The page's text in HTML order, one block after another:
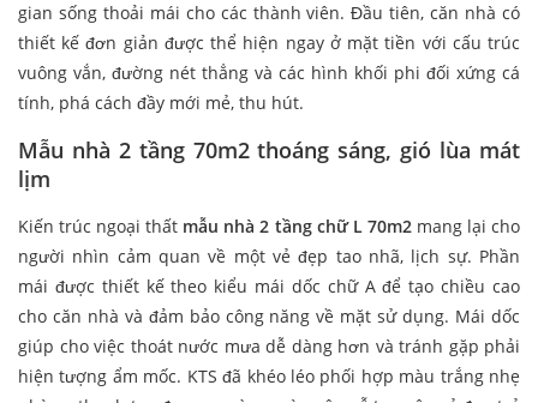
gian sống thoải mái cho các thành viên. Đầu tiên, căn nhà có
thiết kế đơn giản được thể hiện ngay ở mặt tiền với cấu trúc
vuông vắn, đường nét thẳng và các hình khối phi đối xứng cá
tính, phá cách đầy mới mẻ, thu hút.
Mẫu nhà 2 tầng 70m2 thoáng sáng, gió lùa mát
lịm
Kiến trúc ngoại thất mẫu nhà 2 tầng chữ L 70m2mang lại cho
người nhìn cảm quan về một vẻ đẹp tao nhã, lịch sự. Phần
mái được thiết kế theo kiểu mái dốc chữ A để tạo chiều cao
cho căn nhà và đảm bảo công năng về mặt sử dụng. Mái dốc
giúp cho việc thoát nước mưa dễ dàng hơn và tránh gặp phải
hiện tượng ẩm mốc. KTS đã khéo léo phối hợp màu trắng nhẹ